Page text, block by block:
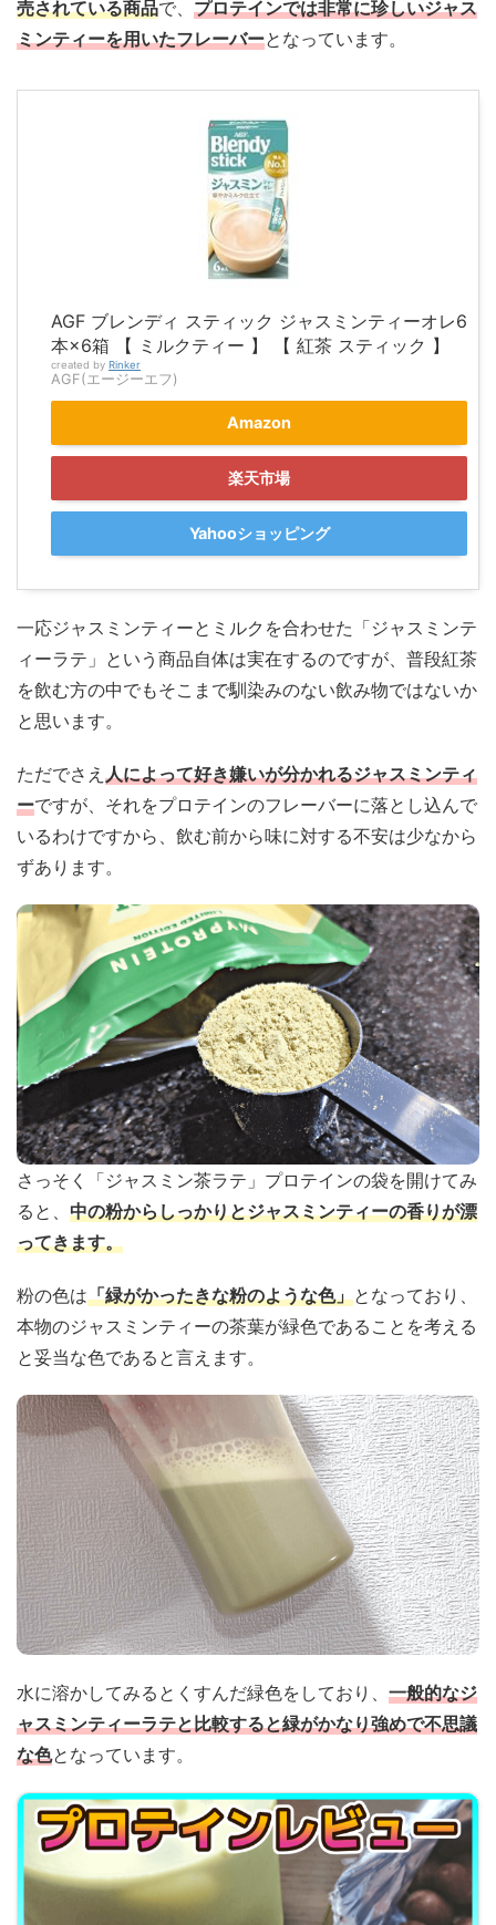
売されている商品で、 プロテインでは非常に珍しいジャス
ミンティーを用いたフレーバーとなっています。
AGF ブレンディ スティック ジャスミンティーオレ6
本×6箱 【 ミルクティー 】 【 紅茶 スティック 】
created by Rinker
AGF(エージーエフ)
Amazon
楽天市場
Yahooショッピング
一応ジャスミンティーとミルクを合わせた「ジャスミンテ
ィーラテ」という商品自体は実在するのですが、普段紅茶
を飲む方の中でもそこまで馴染みのない飲み物ではないか
と思います。
ただでさえ 人によって好き嫌いが分かれるジャスミンティ
ーですが、それをプロテインのフレーバーに落とし込んで
いるわけですから、飲む前から味に対する不安は少なから
ずあります。
さっそく「ジャスミン茶ラテ」プロテインの袋を開けてみ
ると、 中の粉からしっかりとジャスミンティーの香りが漂
ってきます。
粉の色は「緑がかったきな粉のような色」となっており、
本物のジャスミンティーの茶葉が緑色であることを考える
と妥当な色であると言えます。
水に溶かしてみるとくすんだ緑色をしており、 一般的なジ
ャスミンティーラテと比較すると緑がかなり強めで不思議
な色となっています。